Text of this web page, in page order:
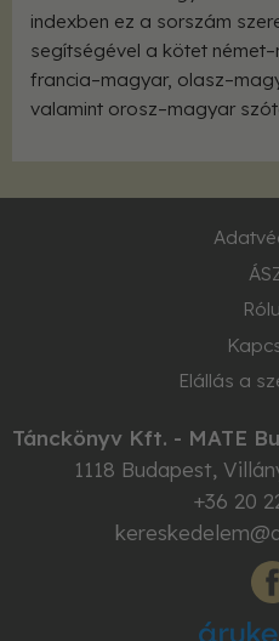
indexben ez a sorszám
segítségével a kötet
francia–magyar,
valamint orosz–magyar
Elállás a
Tánckönyv Kft. - MATE
1118 Budapest,
+36 20